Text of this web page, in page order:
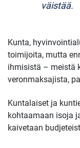
väistää.
Kunta,
toimijoita, mutta
ihmisistä – meistä
veronmaksajista,
Kuntalaiset ja
kohtaamaan isoja
kaivetaan